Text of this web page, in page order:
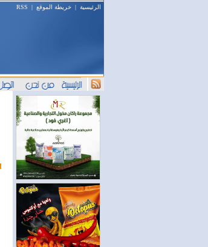
الرئيسية | خريطة الموقع |
RSS